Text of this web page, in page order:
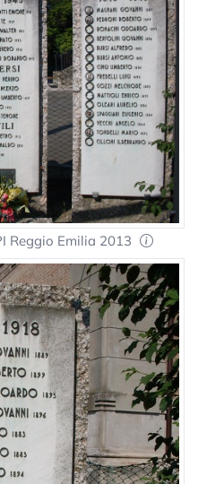
Reggio Emilia 2013